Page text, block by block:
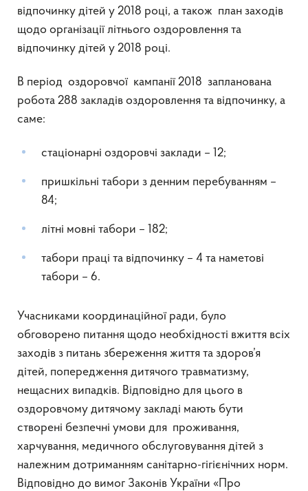
відпочинку дітей у 2018 році, а також план заходів
щодо організації літнього оздоровлення та
відпочинку дітей у 2018 році.
В період оздоровчої кампанії 2018 запланована
робота 288 закладів оздоровлення та відпочинку, а
саме:
стаціонарні оздоровчі заклади – 12;
пришкільні табори з денним перебуванням –
84;
літні мовні табори – 182;
табори праці та відпочинку – 4 та наметові
табори – 6.
Учасниками координаційної ради, було
обговорено питання щодо необхідності вжиття всіх
заходів з питань збереження життя та здоров’я
дітей, попередження дитячого травматизму,
нещасних випадків. Відповідно для цього в
оздоровчому дитячому закладі мають бути
створені безпечні умови для проживання,
харчування, медичного обслуговування дітей з
належним дотриманням санітарно-гігієнічних норм.
Відповідно до вимог Законів України «Про